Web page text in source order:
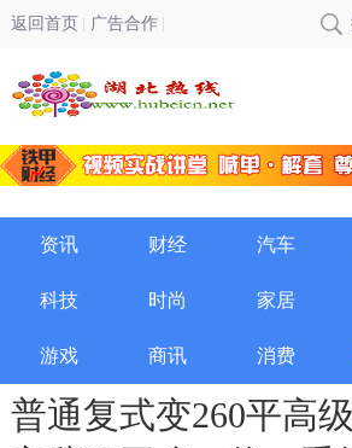
返回首页 广告合作
资讯 财经 汽车
科技 时尚 家居
游戏 商讯 消费
普通复式变260平高